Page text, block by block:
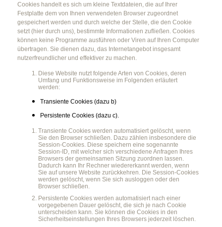
Cookies handelt es sich um kleine Textdateien, die auf Ihrer
Festplatte dem von Ihnen verwendeten Browser zugeordnet
gespeichert werden und durch welche der Stelle, die den Cookie
setzt (hier durch uns), bestimmte Informationen zufließen. Cookies
können keine Programme ausführen oder Viren auf Ihren Computer
übertragen. Sie dienen dazu, das Internetangebot insgesamt
nutzerfreundlicher und effektiver zu machen.
Diese Website nutzt folgende Arten von Cookies, deren
Umfang und Funktionsweise im Folgenden erläutert
werden:
Transiente Cookies (dazu b)
Persistente Cookies (dazu c).
Transiente Cookies werden automatisiert gelöscht, wenn
Sie den Browser schließen. Dazu zählen insbesondere die
Session-Cookies. Diese speichern eine sogenannte
Session-ID, mit welcher sich verschiedene Anfragen Ihres
Browsers der gemeinsamen Sitzung zuordnen lassen.
Dadurch kann Ihr Rechner wiedererkannt werden, wenn
Sie auf unsere Website zurückkehren. Die Session-Cookies
werden gelöscht, wenn Sie sich ausloggen oder den
Browser schließen.
Persistente Cookies werden automatisiert nach einer
vorgegebenen Dauer gelöscht, die sich je nach Cookie
unterscheiden kann. Sie können die Cookies in den
Sicherheitseinstellungen Ihres Browsers jederzeit löschen.